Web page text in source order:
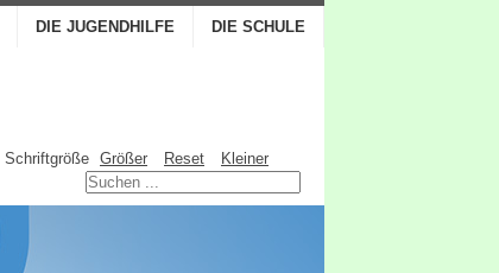
DIE JUGENDHILFE DIE SCHULE
Schriftgröße Größer Reset Kleiner